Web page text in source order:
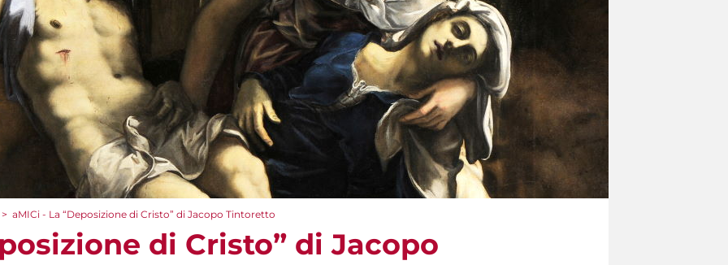
> aMICi - La “Deposizione di Cristo” di Jacopo Tintoretto
di Cristo” di Jacopo